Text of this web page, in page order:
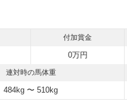
付加賞金
0万円
連対時の馬体重
484kg 〜 510kg